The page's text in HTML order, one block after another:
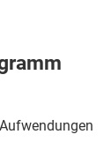
Aufwendungen